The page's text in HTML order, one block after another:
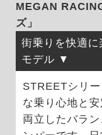
MEGAN
ズ」
街乗りを快適
モデル
STREETシリ
な乗り心地と
両立したバラ